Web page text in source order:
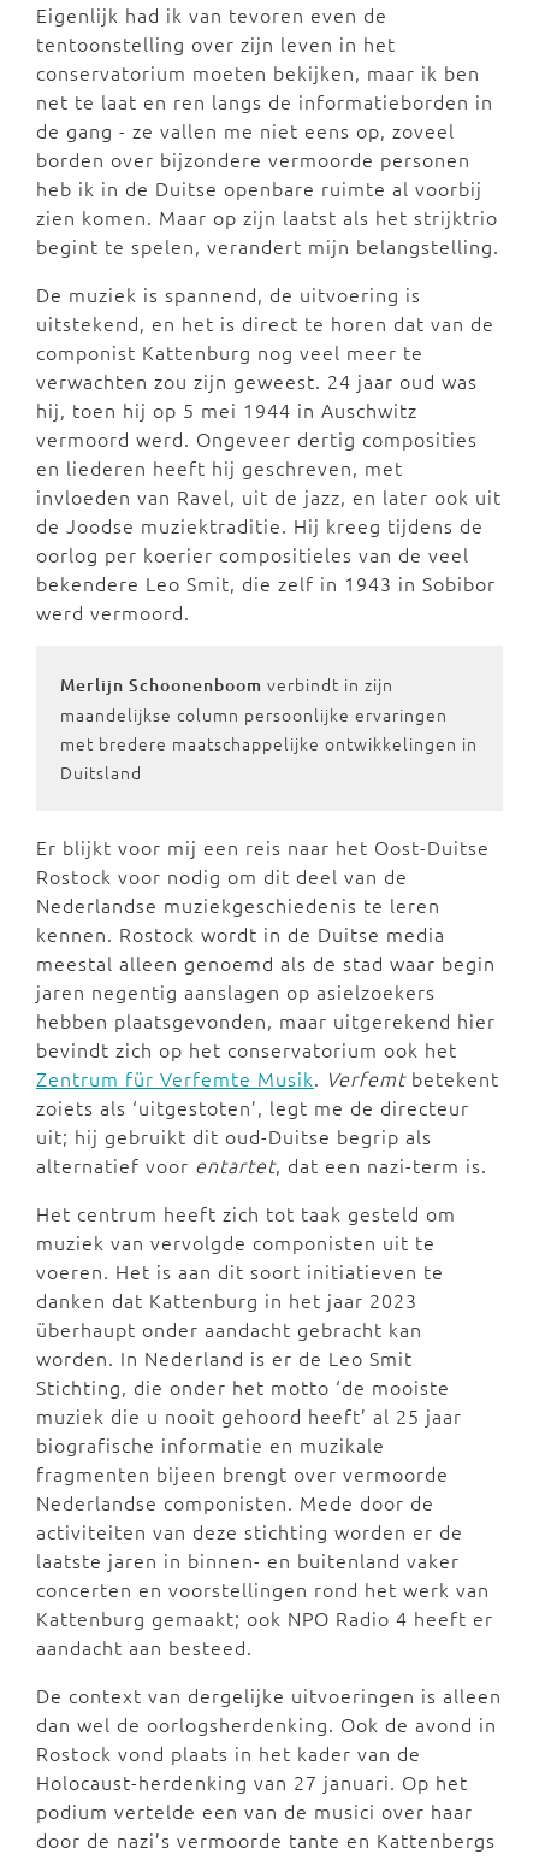
Eigenlijk had ik van tevoren even de
tentoonstelling over zijn leven in het
conservatorium moeten bekijken, maar ik ben
net te laat en ren langs de informatieborden in
de gang - ze vallen me niet eens op, zoveel
borden over bijzondere vermoorde personen
heb ik in de Duitse openbare ruimte al voorbij
zien komen. Maar op zijn laatst als het strijktrio
begint te spelen, verandert mijn belangstelling.
De muziek is spannend, de uitvoering is
uitstekend, en het is direct te horen dat van de
componist Kattenburg nog veel meer te
verwachten zou zijn geweest. 24 jaar oud was
hij, toen hij op 5 mei 1944 in Auschwitz
vermoord werd. Ongeveer dertig composities
en liederen heeft hij geschreven, met
invloeden van Ravel, uit de jazz, en later ook uit
de Joodse muziektraditie. Hij kreeg tijdens de
oorlog per koerier compositieles van de veel
bekendere Leo Smit, die zelf in 1943 in Sobibor
werd vermoord.
Merlijn Schoonenboom verbindt in zijn
maandelijkse column persoonlijke ervaringen
met bredere maatschappelijke ontwikkelingen in
Duitsland
Er blijkt voor mij een reis naar het Oost-Duitse
Rostock voor nodig om dit deel van de
Nederlandse muziekgeschiedenis te leren
kennen. Rostock wordt in de Duitse media
meestal alleen genoemd als de stad waar begin
jaren negentig aanslagen op asielzoekers
hebben plaatsgevonden, maar uitgerekend hier
bevindt zich op het conservatorium ook het
Zentrum für Verfemte Musik. Verfemtbetekent
zoiets als ‘uitgestoten’, legt me de directeur
uit; hij gebruikt dit oud-Duitse begrip als
alternatief voor entartet, dat een nazi-term is.
Het centrum heeft zich tot taak gesteld om
muziek van vervolgde componisten uit te
voeren. Het is aan dit soort initiatieven te
danken dat Kattenburg in het jaar 2023
überhaupt onder aandacht gebracht kan
worden. In Nederland is er de Leo Smit
Stichting, die onder het motto ‘de mooiste
muziek die u nooit gehoord heeft’ al 25 jaar
biografische informatie en muzikale
fragmenten bijeen brengt over vermoorde
Nederlandse componisten. Mede door de
activiteiten van deze stichting worden er de
laatste jaren in binnen- en buitenland vaker
concerten en voorstellingen rond het werk van
Kattenburg gemaakt; ook NPO Radio 4 heeft er
aandacht aan besteed.
De context van dergelijke uitvoeringen is alleen
dan wel de oorlogsherdenking. Ook de avond in
Rostock vond plaats in het kader van de
Holocaust-herdenking van 27 januari. Op het
podium vertelde een van de musici over haar
door de nazi’s vermoorde tante en Kattenbergs